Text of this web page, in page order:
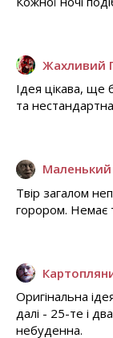
Жахливий
Ідея цікава,
та
Твір загалом
горором. Немає
Оригінальна
далі - 25-те і
небуденна.